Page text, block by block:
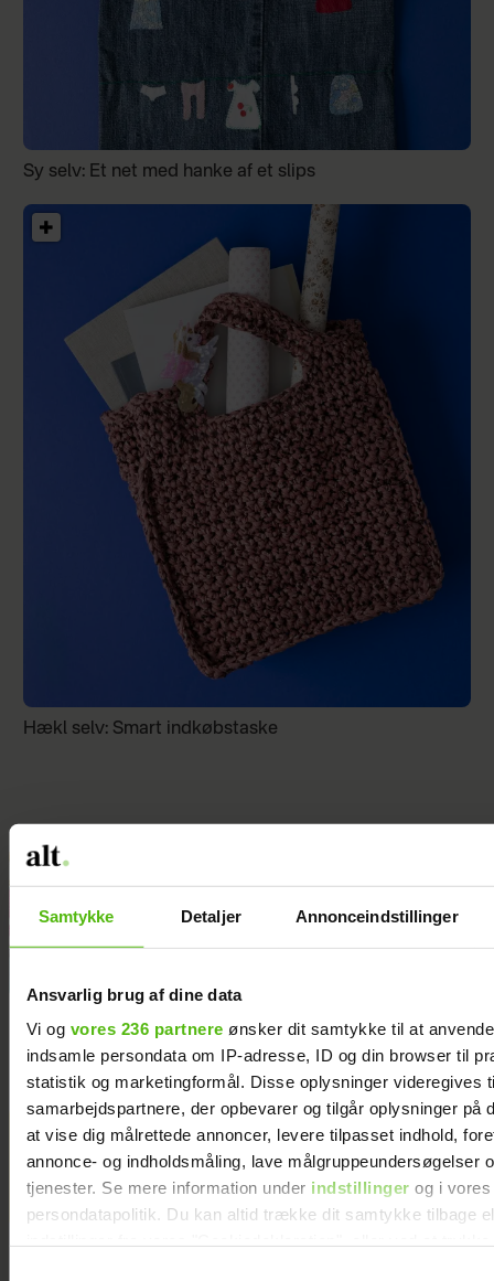
Samtykke Detaljer Annonceindstillinger
Ansvarlig brug af dine data
Vi og vores 236 partnere ønsker dit samtykke til at
indsamle persondata om IP-adresse, ID og din browser til
statistik og marketingformål. Disse oplysninger videregives
samarbejdspartnere, der opbevarer og tilgår oplysninger på
at vise dig målrettede annoncer, levere tilpasset indhold,
annonce- og indholdsmåling, lave målgruppeundersøgelser
tjenester. Se mere information under indstillinger og i vores
persondatapolitik. Du kan altid trække dit samtykke tilbage
Sy selv: Et net med hanke af et slips
Hækl selv: Smart indkøbstaske
Hækl selv fin kurv med
pailletter
Familie bor på 30 kvm:
giver stor frihed ikke at
mere, end vi behøver”
KÆMPE GALLERI: De kendte
elsker Smukfest